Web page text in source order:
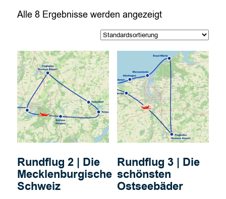
Alle 8 Ergebnisse werden angezeigt
Rundflug 2 | Die
Mecklenburgische
Schweiz
Rundflug 3 | Die
schönsten
Ostseebäder